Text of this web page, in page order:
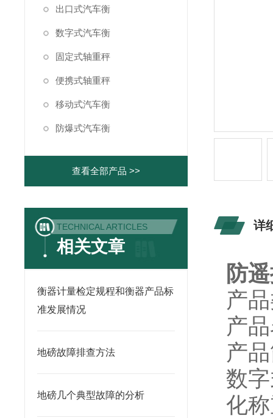
出口式汽车衡
数字式汽车衡
固定式轴重秤
便携式轴重秤
移动式汽车衡
防爆式汽车衡
查看全部产品 >>
TECHNICAL ARTICLES
相关文章
衡器计量检定规程和衡器产品标
准发展情况
地磅故障排查方法
地磅几个典型故障的分析
详
防
产
产
产
数
化